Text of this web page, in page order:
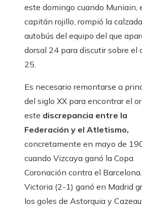
este domingo cuando Muniain,
capitán rojillo, rompió la
autobús del equipo del que
dorsal 24 para discutir sobre el
25.
Es necesario remontarse a
del siglo XX para encontrar el
este discrepancia entre la
Federación y el Atletismo,
concretamente en mayo de
cuando Vizcaya ganó la Copa
Coronación contra el Barcelona.
Victoria (2-1) ganó en Madrid
los goles de Astorquia y